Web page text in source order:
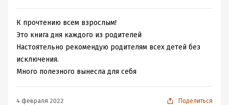
К прочтению всем взрослым!
Это книга дня каждого из родителей
Настоятельно рекомендую родителям всех детей без
исключения.
Много полезного вынесла для себя
4 февраля 2022 Поделиться